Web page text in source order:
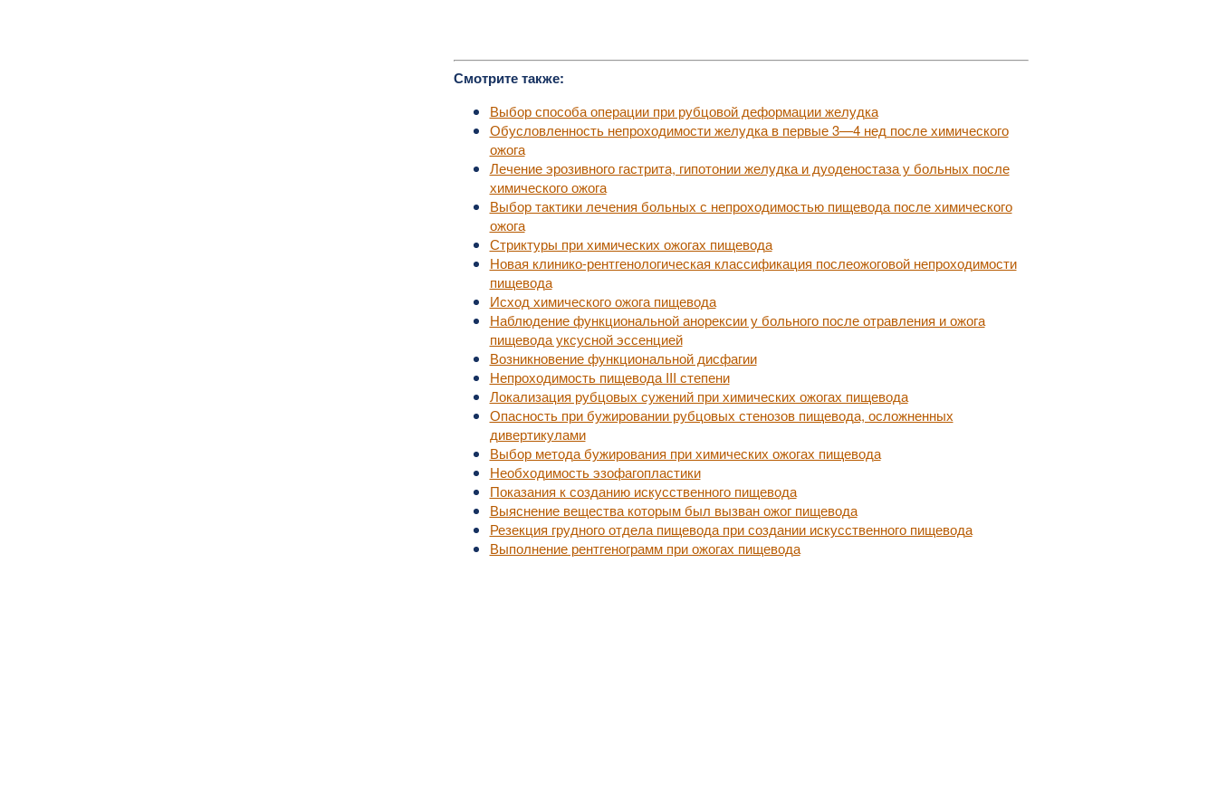
Смотрите также:
Выбор способа операции при рубцовой деформации желудка
Обусловленность непроходимости желудка в первые 3—4 нед после химического
ожога
Лечение эрозивного гастрита, гипотонии желудка и дуоденостаза у больных после
химического ожога
Выбор тактики лечения больных с непроходимостью пищевода после химического
ожога
Стриктуры при химических ожогах пищевода
Новая клинико-рентгенологическая классификация послеожоговой непроходимости
пищевода
Исход химического ожога пищевода
Наблюдение функциональной анорексии у больного после отравления и ожога
пищевода уксусной эссенцией
Возникновение функциональной дисфагии
Непроходимость пищевода III степени
Локализация рубцовых сужений при химических ожогах пищевода
Опасность при бужировании рубцовых стенозов пищевода, осложненных
дивертикулами
Выбор метода бужирования при химических ожогах пищевода
Необходимость эзофагопластики
Показания к созданию искусственного пищевода
Выяснение вещества которым был вызван ожог пищевода
Резекция грудного отдела пищевода при создании искусственного пищевода
Выполнение рентгенограмм при ожогах пищевода